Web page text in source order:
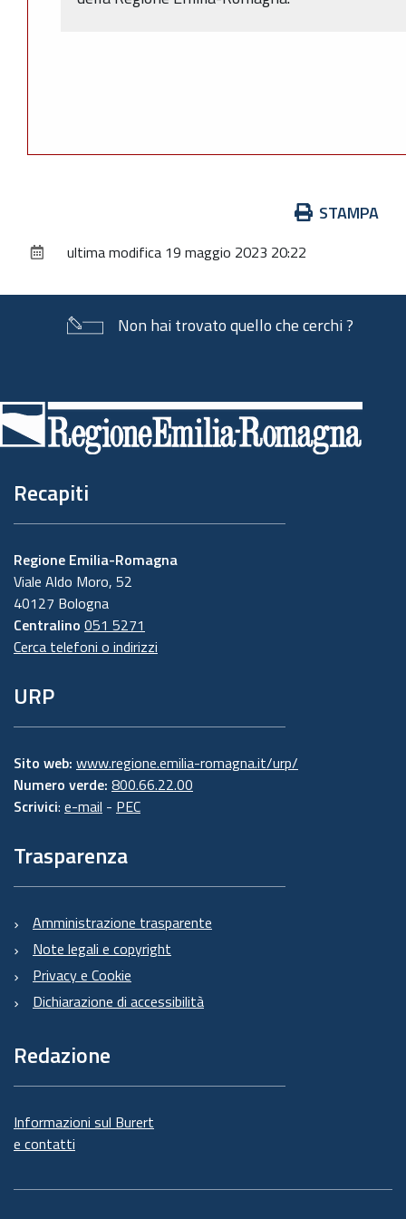
documento
STAMPA
ultima modifica 19 maggio 2023 20:22
Non hai trovato quello che cerchi ?
di
pagina
Recapiti
Regione Emilia-Romagna
Viale Aldo Moro, 52
40127 Bologna
Centralino 051 5271
Cerca telefoni o indirizzi
URP
Sito web: www.regione.emilia-romagna.it/urp/
Numero verde: 800.66.22.00
Scrivici: e-mail - PEC
Trasparenza
Amministrazione trasparente
Note legali e copyright
Privacy e Cookie
Dichiarazione di accessibilità
Redazione
Informazioni sul Burert
e contatti